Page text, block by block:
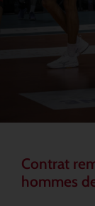
Contrat
hommes